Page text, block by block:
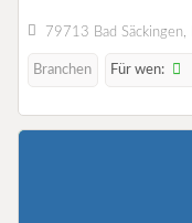
79713 Bad
Branchen Für wen: